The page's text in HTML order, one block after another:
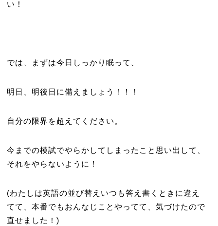
い！
では、まずは今日しっかり眠って、
明日、明後日に備えましょう！！！
自分の限界を超えてください。
今までの模試でやらかしてしまったこと思い出して、
それをやらないように！
(わたしは英語の並び替えいつも答え書くときに違え
てて、本番でもおんなじことやってて、気づけたので
直せました！)